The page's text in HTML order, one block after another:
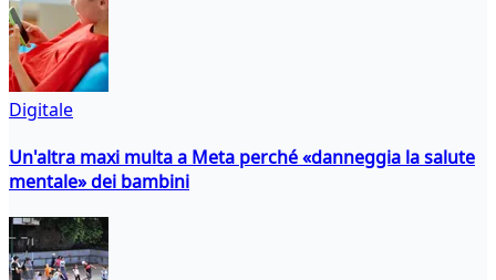
Digitale
Un'altra maxi multa a Meta perché «danneggia la salute
mentale» dei bambini